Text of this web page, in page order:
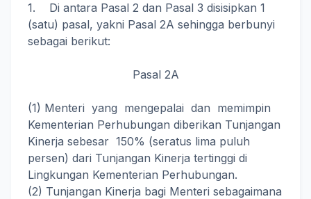
1. Di antara Pasal 2 dan Pasal 3 disisipkan 1
(satu) pasal, yakni Pasal 2A sehingga berbunyi
sebagai berikut:
Pasal 2A
(1) Menteri yang mengepalai dan memimpin
Kementerian Perhubungan diberikan Tunjangan
Kinerja sebesar 150% (seratus lima puluh
persen) dari Tunjangan Kinerja tertinggi di
Lingkungan Kementerian Perhubungan.
(2) Tunjangan Kinerja bagi Menteri sebagaimana